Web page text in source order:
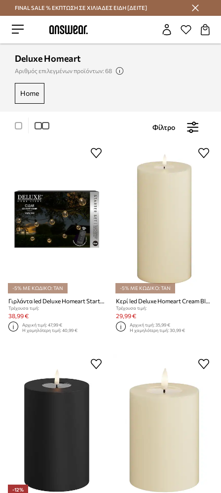
Εξοικονομήστε με το Answear Club
FINAL SALE % ΕΚΠΤΩΣΗ ΣΕ ΧΙΛΙΑΔΕΣ ΕΙΔΗ [ΔΕΙΤΕ]
Deluxe Homeart
Αριθμός επιλεγμένων προϊόντων: 68
home
Φίλτρο
-5% ΜΕ ΚΩΔΙΚΟ: TAN
Γιρλάντα led Deluxe Homeart Starter Kit, 10 LED 3 m
Τρέχουσα τιμή:
38,99 €
Αρχική τιμή:47,99 €
Η χαμηλότερη τιμή:40,99 €
-5% ΜΕ ΚΩΔΙΚΟ: TAN
Κερί led Deluxe Homeart Cream Bloklys 10 x 20 cm
Τρέχουσα τιμή:
29,99 €
Αρχική τιμή:35,99 €
Η χαμηλότερη τιμή:30,99 €
-12%